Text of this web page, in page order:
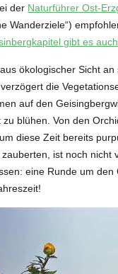
der Naturführer Ost-
Wanderziele“)
gibt es auch
ökologischer Sicht
die
auf den
blühen. Von den
diese Zeit bereits
ist noch nicht
eine Runde um den